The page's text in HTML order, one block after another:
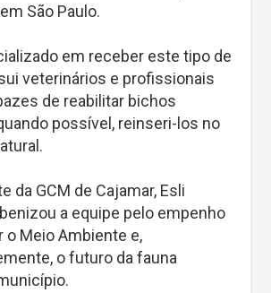
São Paulo.
em receber este tipo de
veterinários e profissionais
de reabilitar bichos
possível, reinseri-los no
da GCM de Cajamar, Esli
a equipe pelo empenho
o Meio Ambiente e,
o futuro da fauna